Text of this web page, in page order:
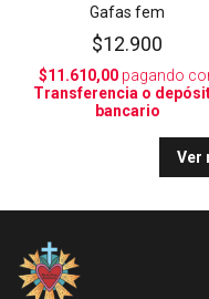
Gafas fem
$12.900
$11.610,00 pagando
Transferencia o
bancario
Ver